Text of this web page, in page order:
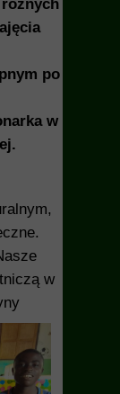
po
w
w